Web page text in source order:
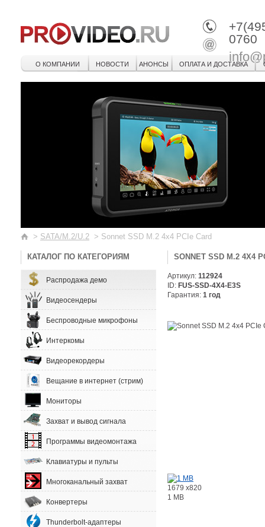
0760
О КОМПАНИИ НОВОСТИ АНОНСЫ ОПЛАТА И ДОСТАВКА
> SATA/M.2/U.2 > Sonnet SSD M.2 4x4 PCIe Card
КАТАЛОГ ПО КАТЕГОРИЯМ
Распродажа демо
Видеосендеры
Беспроводные микрофоны
Интеркомы
Видеорекордеры
Вещание в интернет (стрим)
Мониторы
Захват и вывод сигнала
Программы видеомонтажа
Клавиатуры и пульты
Многоканальный захват
Конвертеры
Thunderbolt-адаптеры
SONNET SSD M.2 4X4
Артикул: 112924
ID: FUS-SSD-4X4-E3S
Гарантия: 1 год
1679 x820
1 MB